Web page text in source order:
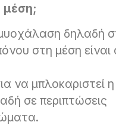
μέση;
δηλαδή
στη μέση είναι
να μπλοκαριστεί
σε περιπτώσεις